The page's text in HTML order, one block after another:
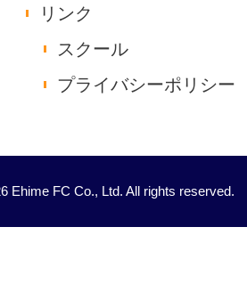
リンク
スクール
プライバシーポリシー
Ehime FC Co., Ltd. All rights reserved.